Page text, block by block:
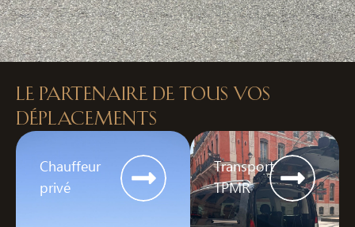
Le partenaire de tous vos
déplacements
Transport
TPMR
Chauffeur
privé